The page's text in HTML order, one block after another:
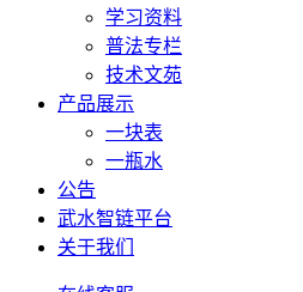
学习资料
普法专栏
技术文苑
产品展示
一块表
一瓶水
公告
武水智链平台
关于我们